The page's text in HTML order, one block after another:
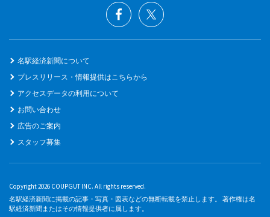
名駅経済新聞について
プレスリリース・情報提供はこちらから
アクセスデータの利用について
お問い合わせ
広告のご案内
スタッフ募集
Copyright 2026 COUPGUT INC. All rights reserved.
名駅経済新聞に掲載の記事・写真・図表などの無断転載を禁止します。 著作権は名
駅経済新聞またはその情報提供者に属します。